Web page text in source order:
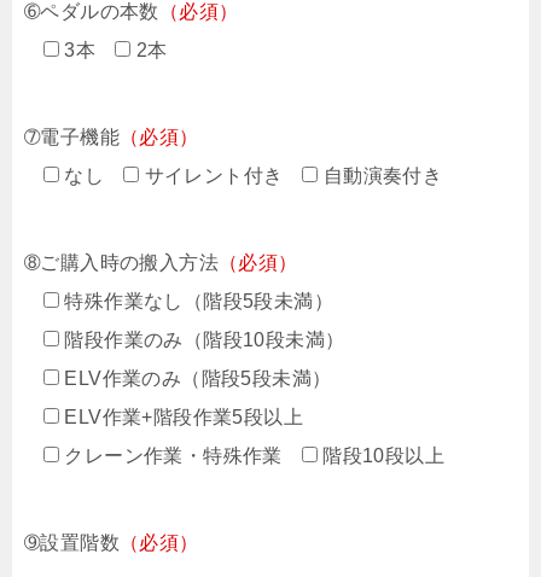
➅ペダルの本数
（必須）
3本
2本
➆電子機能 （必須）
なし
サイレント付き 自動演奏付き
➇ご購入時の搬入方法 （必須）
特殊作業なし（階段5段未満）
階段作業のみ（階段10段未満）
ELV作業のみ（階段5段未満）
ELV作業+階段作業5段以上
クレーン作業・特殊作業
階段10段以上
➈設置階数 （必須）